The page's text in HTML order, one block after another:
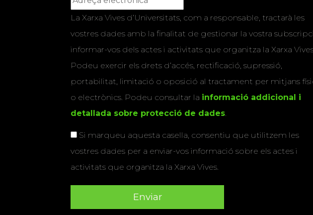
La Xarxa Vives d’Universitats, com a responsable, tractarà les
vostres dades amb la finalitat de gestionar la vostra
informar-vos dels actes i activitats que organitza la Xarxa
Podeu exercir els drets d’accés, rectificació, supressió,
portabilitat, limitació o oposició al tractament per mitjans
o electrònics. Podeu consultar la informació addicional i
detallada sobre protecció de dades
Si marqueu aquesta casella, consentiu que utilitzem les
vostres dades per a enviar-vos informació sobre els actes i
activitats que organitza la Xarxa Vives.